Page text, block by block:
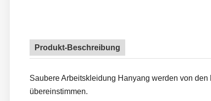
Produkt-Beschreibung
Saubere Arbeitskleidung Hanyang werden von den
übereinstimmen.